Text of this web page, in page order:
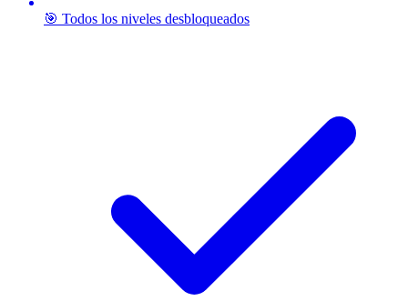
🎯 Todos los niveles desbloqueados